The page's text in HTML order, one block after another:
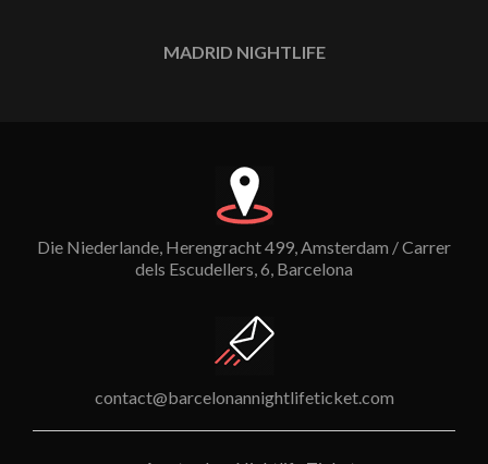
MADRID NIGHTLIFE
Die Niederlande, Herengracht 499, Amsterdam / Carrer
dels Escudellers, 6, Barcelona
contact@barcelonannightlifeticket.com